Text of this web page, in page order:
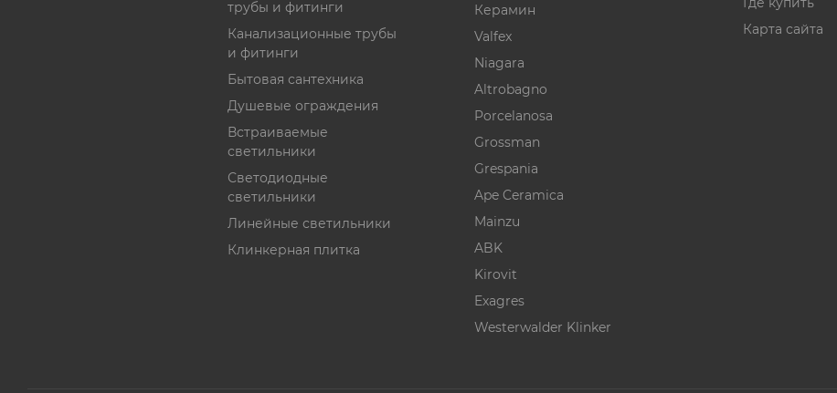
трубы и фитинги
Канализационные трубы
и фитинги
Бытовая сантехника
Душевые ограждения
Встраиваемые
светильники
Светодиодные
светильники
Линейные светильники
Клинкерная плитка
Керамин
Valfex
Niagara
Altrobagno
Porcelanosa
Grossman
Grespania
Ape Ceramica
Mainzu
ABK
Kirovit
Exagres
Westerwalder Klinker
Карта сайта